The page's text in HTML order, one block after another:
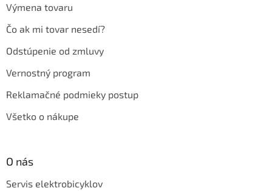
Výmena tovaru
Čo ak mi tovar nesedí?
Odstúpenie od zmluvy
Vernostný program
Reklamačné podmieky postup
Všetko o nákupe
O nás
Servis elektrobicyklov